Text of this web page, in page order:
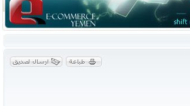
الخنبشي يهنئ القيادة السياسية والشعب بعيد الأضحى المبارك
ويؤكد المضي في ترسيخ الأمن ومواجهة التحديات الخدمية